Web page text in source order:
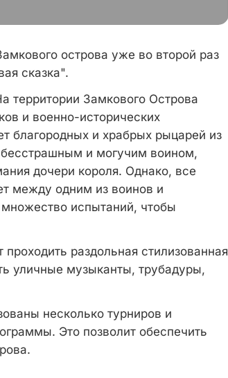
острова уже во второй раз
сказка".
территории Замкового Острова
и военно-исторических
благородных и храбрых рыцарей из
и могучим воином,
дочери короля. Однако, все
между одним из воинов и
испытаний, чтобы
раздольная стилизованная
уличные музыканты, трубадуры,
несколько турниров и
Это позволит обеспечить